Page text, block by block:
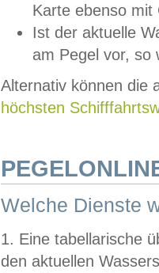
Karte ebenso mit
Ist der aktuelle
am Pegel vor,
Alternativ können die
höchsten
Welche Dienste
1. Eine tabellarische
den aktuellen